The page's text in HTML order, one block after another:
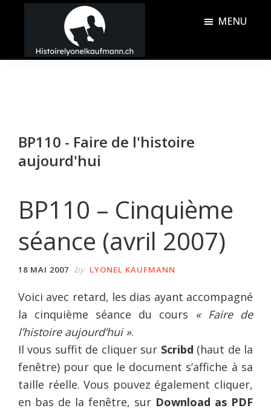
principal
barreHistoire
MENU
BP110 - Faire de l'histoire
aujourd'hui
BP110 – Cinquième
séance (avril 2007)
18 MAI 2007 by LYONEL KAUFMANN
Voici avec retard, les dias ayant accompagné
la cinquième séance du cours « Faire de
l’histoire aujourd’hui ».
Il vous suffit de cliquer sur Scribd (haut de la
fenêtre) pour que le document s’affiche à sa
taille réelle. Vous pouvez également cliquer,
en bas de la fenêtre, sur Download as PDF